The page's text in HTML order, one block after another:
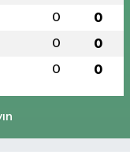
0 0
0 0
0 0